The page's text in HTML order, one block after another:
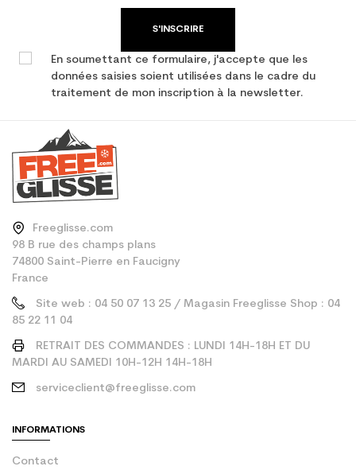
S'INSCRIRE
En soumettant ce formulaire, j'accepte que les
données saisies soient utilisées dans le cadre du
traitement de mon inscription à la newsletter.
Freeglisse.com
98 B rue des champs plans
74800 Saint-Pierre en Faucigny
France
Site web : 04 50 07 13 25 / Magasin Freeglisse Shop : 04
85 22 11 04
RETRAIT DES COMMANDES : LUNDI 14H-18H ET DU
MARDI AU SAMEDI 10H-12H 14H-18H
serviceclient@freeglisse.com
INFORMATIONS
Contact